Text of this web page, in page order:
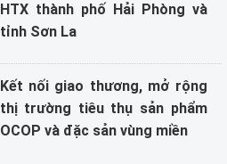
HTX thành phố Hải Phòng và
tỉnh Sơn La
Kết nối giao thương, mở rộng
thị trường tiêu thụ sản phẩm
OCOP và đặc sản vùng miền